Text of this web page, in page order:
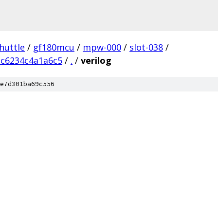
/ gf180mcu / mpw-000 / slot-038 /
/ . / verilog